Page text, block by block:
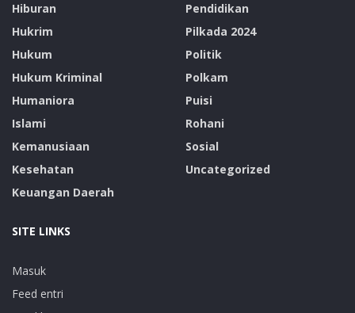
Hiburan
Hukrim
Hukum
Hukum Kriminal
Humaniora
Islami
Kemanusiaan
Kesehatan
Keuangan Daerah
Pendidikan
Pilkada 2024
Politik
Polkam
Puisi
Rohani
Sosial
Uncategorized
SITE LINKS
Masuk
Feed entri